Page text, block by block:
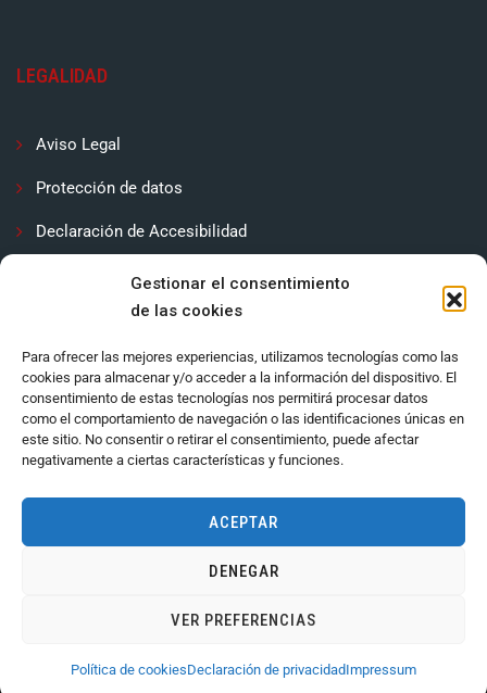
Gestionar el consentimiento
de las cookies
Para ofrecer las mejores experiencias, utilizamos tecnologías como las
cookies para almacenar y/o acceder a la información del dispositivo. El
consentimiento de estas tecnologías nos permitirá procesar datos
como el comportamiento de navegación o las identificaciones únicas en
este sitio. No consentir o retirar el consentimiento, puede afectar
negativamente a ciertas características y funciones.
ACEPTAR
DENEGAR
VER PREFERENCIAS
Política de cookiesDeclaración de privacidadImpressum
LEGALIDAD
Aviso Legal
Protección de datos
Declaración de Accesibilidad
Política de cookies (UE)
Ayuntamiento de Córdoba 2024.